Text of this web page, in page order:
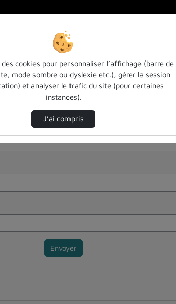
Envoyer
cookies pour personnaliser l’affichage (barre de
mode sombre ou dyslexie etc.), gérer la session
et analyser le trafic du site (pour certaines
instances).
J’ai compris